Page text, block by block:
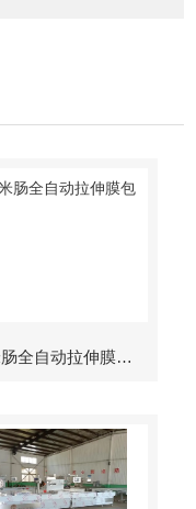
玉米肠全自动拉伸膜包装机